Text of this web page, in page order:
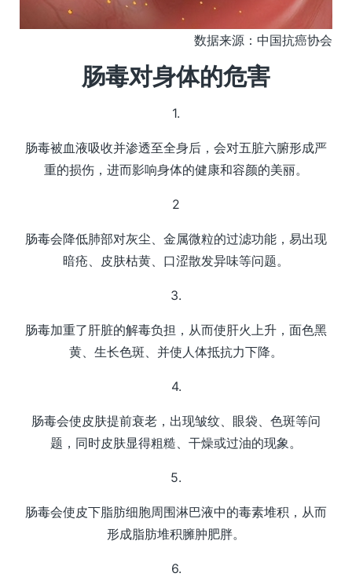
数据来源：中国抗癌协会
肠毒对身体的危害
1.
肠毒被血液吸收并渗透至全身后，会对五脏六腑形成严
重的损伤，进而影响身体的健康和容颜的美丽。
2
肠毒会降低肺部对灰尘、金属微粒的过滤功能，易出现
暗疮、皮肤枯黄、口涩散发异味等问题。
3.
肠毒加重了肝脏的解毒负担，从而使肝火上升，面色黑
黄、生长色斑、并使人体抵抗力下降。
4.
肠毒会使皮肤提前衰老，出现皱纹、眼袋、色斑等问
题，同时皮肤显得粗糙、干燥或过油的现象。
5.
肠毒会使皮下脂肪细胞周围淋巴液中的毒素堆积，从而
形成脂肪堆积臃肿肥胖。
6.